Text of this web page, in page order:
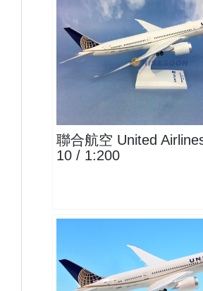
UAL20B781P01
聯合航空 United
10 / 1:200